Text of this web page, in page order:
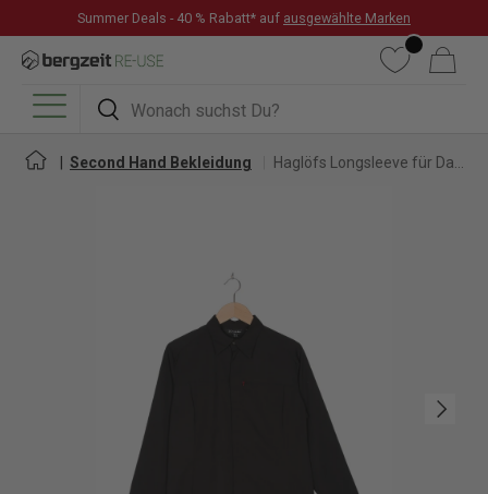
DIREKT ZUM INHALT
Summer Deals - 40 % Rabatt* auf ausgewählte Marken
Suchen
Suchen
WunschlisteWarenkorb
Menü
Second Hand Bekleidung
Nächste